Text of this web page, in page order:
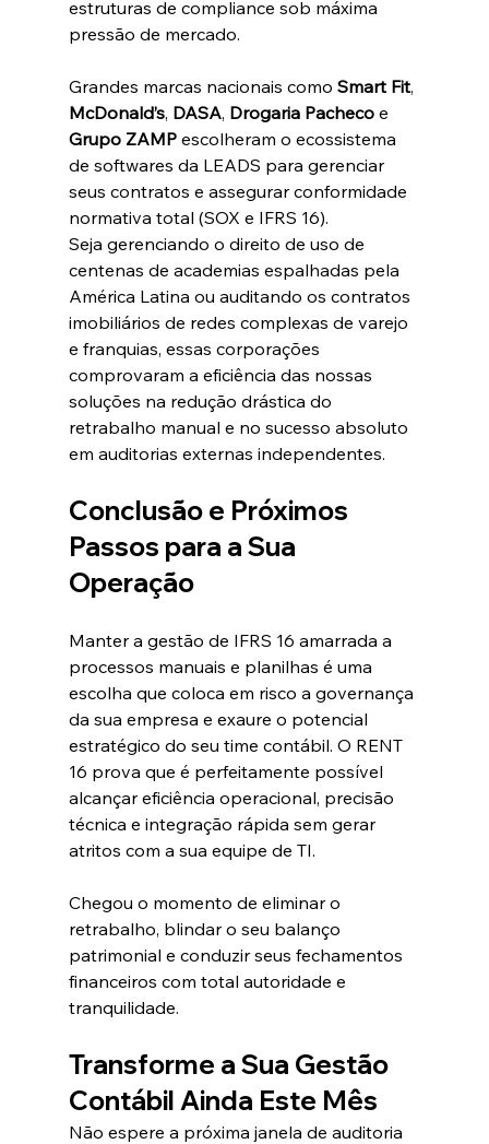
estruturas de compliance sob máxima
pressão de mercado.
Grandes marcas nacionais como Smart Fit,
McDonald’s, DASA, Drogaria Pacheco e
Grupo ZAMP escolheram o ecossistema
de softwares da LEADS para gerenciar
seus contratos e assegurar conformidade
normativa total (SOX e IFRS 16).
Seja gerenciando o direito de uso de
centenas de academias espalhadas pela
América Latina ou auditando os contratos
imobiliários de redes complexas de varejo
e franquias, essas corporações
comprovaram a eficiência das nossas
soluções na redução drástica do
retrabalho manual e no sucesso absoluto
em auditorias externas independentes.
Conclusão e Próximos
Passos para a Sua
Operação
Manter a gestão de IFRS 16 amarrada a
processos manuais e planilhas é uma
escolha que coloca em risco a governança
da sua empresa e exaure o potencial
estratégico do seu time contábil. O RENT
16 prova que é perfeitamente possível
alcançar eficiência operacional, precisão
técnica e integração rápida sem gerar
atritos com a sua equipe de TI.
Chegou o momento de eliminar o
retrabalho, blindar o seu balanço
patrimonial e conduzir seus fechamentos
financeiros com total autoridade e
tranquilidade.
Transforme a Sua Gestão
Contábil Ainda Este Mês
Não espere a próxima janela de auditoria